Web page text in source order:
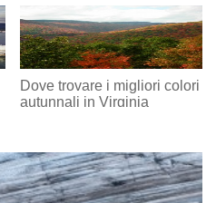
Dove trovare i migliori colori
autunnali in Virginia